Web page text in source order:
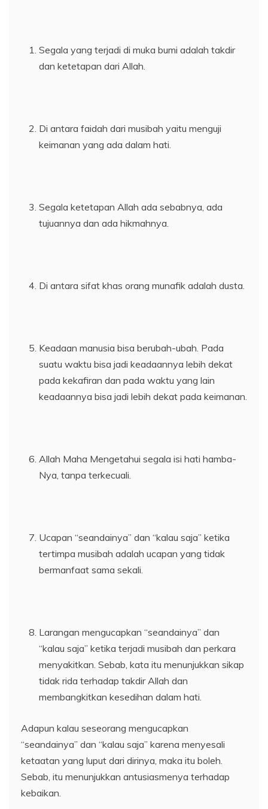
Segala yang terjadi di muka bumi adalah takdir
dan ketetapan dari Allah.
Di antara faidah dari musibah yaitu menguji
keimanan yang ada dalam hati.
Segala ketetapan Allah ada sebabnya, ada
tujuannya dan ada hikmahnya.
Di antara sifat khas orang munafik adalah dusta.
Keadaan manusia bisa berubah-ubah. Pada
suatu waktu bisa jadi keadaannya lebih dekat
pada kekafiran dan pada waktu yang lain
keadaannya bisa jadi lebih dekat pada keimanan.
Allah Maha Mengetahui segala isi hati hamba-
Nya, tanpa terkecuali.
Ucapan “seandainya” dan “kalau saja” ketika
tertimpa musibah adalah ucapan yang tidak
bermanfaat sama sekali.
Larangan mengucapkan “seandainya” dan
“kalau saja” ketika terjadi musibah dan perkara
menyakitkan. Sebab, kata itu menunjukkan sikap
tidak rida terhadap takdir Allah dan
membangkitkan kesedihan dalam hati.
Adapun kalau seseorang mengucapkan
“seandainya” dan “kalau saja” karena menyesali
ketaatan yang luput dari dirinya, maka itu boleh.
Sebab, itu menunjukkan antusiasmenya terhadap
kebaikan.